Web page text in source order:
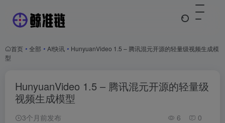
首页 • 全部 • AI快讯 • HunyuanVideo 1.5 – 腾讯混元开源的轻量级视频生成模
型
HunyuanVideo 1.5 – 腾讯混元开源的轻量级
视频生成模型
3个月前发布 6 0